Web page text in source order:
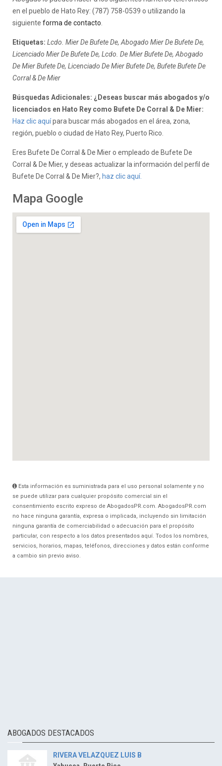
en el pueblo de Hato Rey: (787) 758-0539 o utilizando la
siguiente forma de contacto
Etiquetas: Lcdo. Mier De Bufete De, Abogado Mier De Bufete De,
Licenciado Mier De Bufete De, Lcdo. De Mier Bufete De, Abogado
De Mier Bufete De, Licenciado De Mier Bufete De, Bufete Bufete De
Corral & De Mier
Búsquedas Adicionales: ¿Deseas buscar más abogados y/o
licenciados en Hato Rey como Bufete De Corral & De Mier:
Haz clic aquípara buscar más abogados en el área, zona,
región, pueblo o ciudad de Hato Rey, Puerto Rico.
Eres Bufete De Corral & De Mier o empleado de Bufete De
Corral & De Mier, y deseas actualizar la información del perfil de
Bufete De Corral & De Mier?, haz clic aquí.
Mapa Google
Esta información es suministrada para el uso personal solamente y no
se puede utilizar para cualquier propósito comercial sin el
consentimiento escrito expreso de AbogadosPR.com. AbogadosPR.com
no hace ninguna garantía, expresa o implicada, incluyendo sin limitación
ninguna garantía de comerciabilidad o adecuación para el propósito
particular, con respecto a los datos presentados aquí. Todos los nombres,
servicios, horarios, mapas, teléfonos, direcciones y datos están conforme
a cambio sin previo aviso.
ABOGADOS DESTACADOS
RIVERA VELAZQUEZ LUIS B